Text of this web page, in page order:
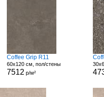
Coffee Grip R11
60x120 см, пол/стены
7512 р/м²